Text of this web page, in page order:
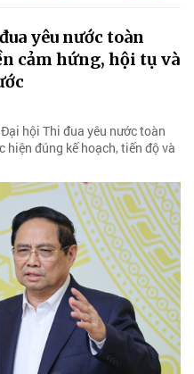
yêu nước toàn
cảm hứng, hội tụ và
hội Thi đua yêu nước toàn
hiện đúng kế hoạch, tiến độ và